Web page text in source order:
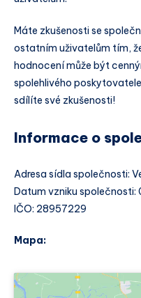
Máte zkušenosti se
ostatním uživatelům tím,
hodnocení může být
spolehlivého
sdílíte své zkušenosti!
Informace o
Adresa sídla společnosti:
Datum vzniku
IČO: 28957229
Mapa: